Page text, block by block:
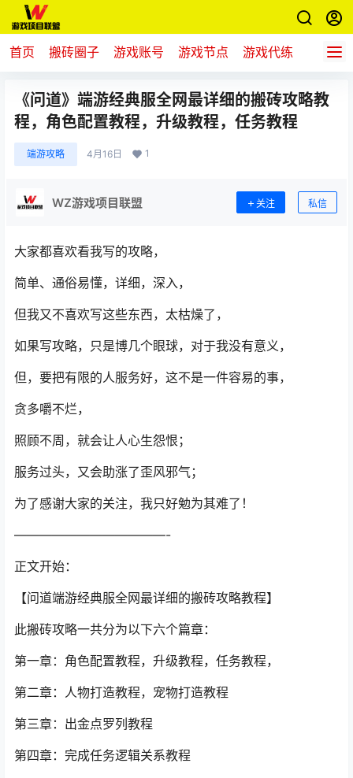
首页 搬砖圈子 游戏账号 游戏节点 游戏代练 新游推
《问道》端游经典服全网最详细的搬砖攻略教
程，角色配置教程，升级教程，任务教程
端游攻略 4月16日 1
WZ游戏项目联盟 关注 私信
大家都喜欢看我写的攻略，
简单、通俗易懂，详细，深入，
但我又不喜欢写这些东西，太枯燥了，
如果写攻略，只是博几个眼球，对于我没有意义，
但，要把有限的人服务好，这不是一件容易的事，
贪多嚼不烂，
照顾不周，就会让人心生怨恨；
服务过头，又会助涨了歪风邪气；
为了感谢大家的关注，我只好勉为其难了！
————————————-
正文开始：
【问道端游经典服全网最详细的搬砖攻略教程】
此搬砖攻略一共分为以下六个篇章：
第一章：角色配置教程，升级教程，任务教程，
第二章：人物打造教程，宠物打造教程
第三章：出金点罗列教程
第四章：完成任务逻辑关系教程